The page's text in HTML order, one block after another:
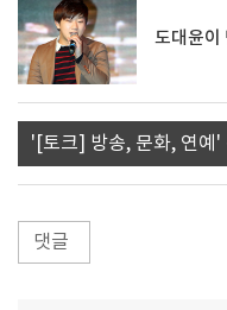
도대윤이
'[토크] 방송, 문화, 연예'
댓글